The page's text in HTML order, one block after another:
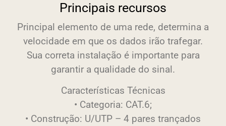
Principais recursos
Principal elemento de uma rede, determina a
velocidade em que os dados irão trafegar.
Sua correta instalação é importante para
garantir a qualidade do sinal.
Características Técnicas
• Categoria: CAT.6;
• Construção: U/UTP – 4 pares trançados